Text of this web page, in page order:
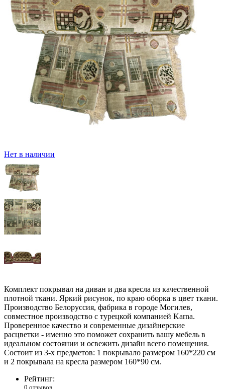
Нет в наличии
Комплект покрывал на диван и два кресла из качественной
плотной ткани. Яркий рисунок, по краю оборка в цвет ткани.
Производство Белоруссия, фабрика в городе Могилев,
совместное производство с турецкой компанией Karna.
Проверенное качество и современные дизайнерские
расцветки - именно это поможет сохранить вашу мебель в
идеальном состоянии и освежить дизайн всего помещения.
Состоит из 3-х предметов: 1 покрывало размером 160*220 см
и 2 покрывала на кресла размером 160*90 см.
Рейтинг:
0 отзывов